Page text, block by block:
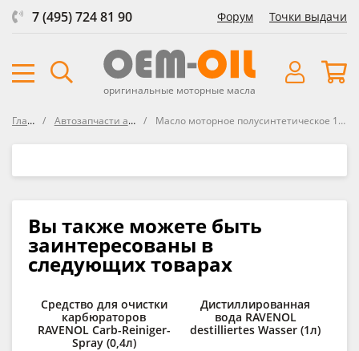
7 (495) 724 81 90 Форум Точки выдачи
оригинальные моторные масла
Главная Автозапчасти автосозданные Масло моторное полусинтетическое 10W-40 Evolution 700 STI 4л Elf
Вы также можете быть
заинтересованы в
следующих товарах
Средство для очистки
карбюраторов
RAVENOL Carb-Reiniger-
Spray (0,4л)
Дистиллированная
вода RAVENOL
destilliertes Wasser (1л)